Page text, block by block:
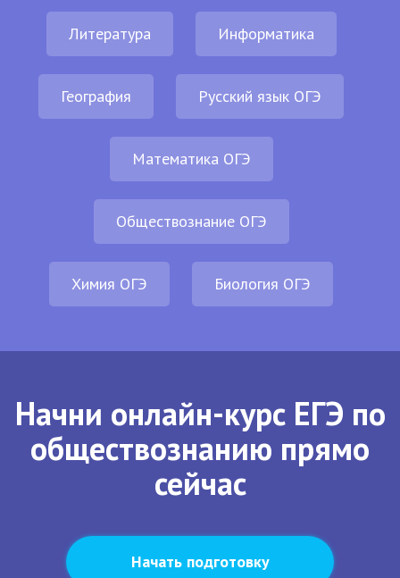
Литература Информатика
География Русский язык ОГЭ
Математика ОГЭ
Обществознание ОГЭ
Химия ОГЭ Биология ОГЭ
Начни онлайн-курс ЕГЭ по
обществознанию прямо
сейчас
Начать подготовку